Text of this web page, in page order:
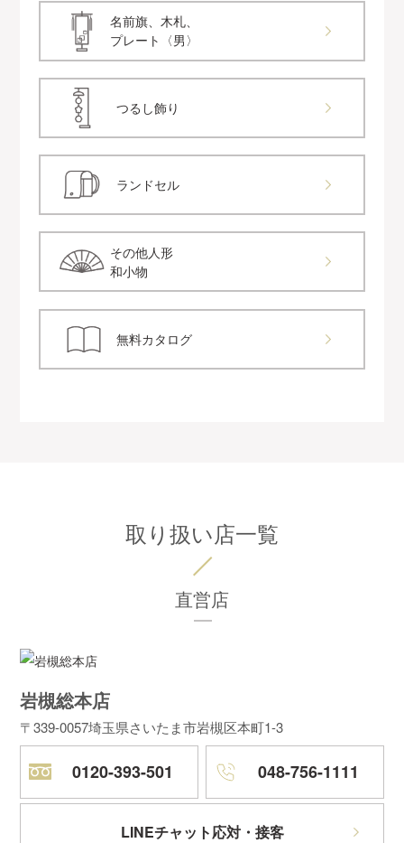
名前旗、木札、
プレート〈男〉
つるし飾り
ランドセル
その他人形
和小物
無料カタログ
取り扱い店一覧
直営店
岩槻総本店
〒339-0057埼玉県さいたま市岩槻区本町1-3
0120-393-501 048-756-1111
LINEチャット応対・接客